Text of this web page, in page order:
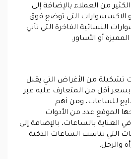
من العملاء بالإضافة إلى
أو الاكسسوارات التي توضع فوق
النسائية الفاخرة التي تأتي
أو الأساور.
من الأغراض التي يقبل
بسعر أقل من المتعارف عليه عبر
للساعات، ومن أهم
الموقع عدد من الأدوات
العناية بالساعات، بالإضافة إلى
التي تناسب الساعات الذكية
والرجل.